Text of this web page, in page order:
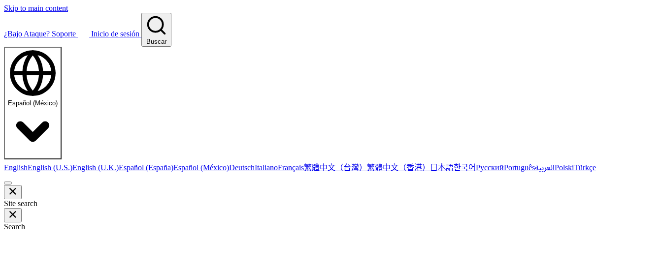
Skip to main content
¿Bajo Ataque? Soporte Inicio de sesión
Buscar
Español (México)
EnglishEnglish (U.S.)English (U.K.)Español (España)Español (México)DeutschItalianoFrançais繁體中文（台灣） 繁體中文（香港） 日本語한국어РусскийPortuguêsالعربيةPolskiTürkçe
Site search
Search